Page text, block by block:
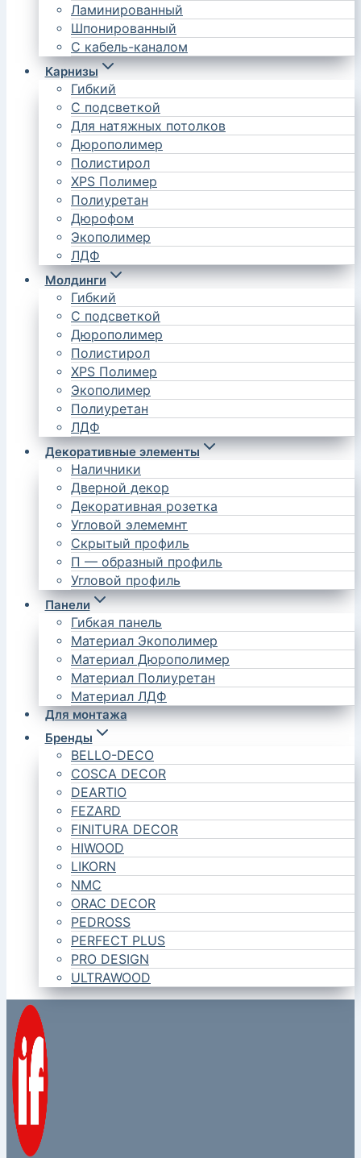
Ламинированный
Шпонированный
С кабель-каналом
Карнизы
Гибкий
С подсветкой
Для натяжных потолков
Дюрополимер
Полистирол
XPS Полимер
Полиуретан
Дюрофом
Экополимер
ЛДФ
Молдинги
Гибкий
С подсветкой
Дюрополимер
Полистирол
XPS Полимер
Экополимер
Полиуретан
ЛДФ
Декоративные элементы
Наличники
Дверной декор
Декоративная розетка
Угловой элемемнт
Скрытый профиль
П — образный профиль
Угловой профиль
Панели
Гибкая панель
Материал Экополимер
Материал Дюрополимер
Материал Полиуретан
Материал ЛДФ
Для монтажа
Бренды
BELLO-DECO
COSCA DECOR
DEARTIO
FEZARD
FINITURA DECOR
HIWOOD
LIKORN
NMC
ORAC DECOR
PEDROSS
PERFECT PLUS
PRO DESIGN
ULTRAWOOD